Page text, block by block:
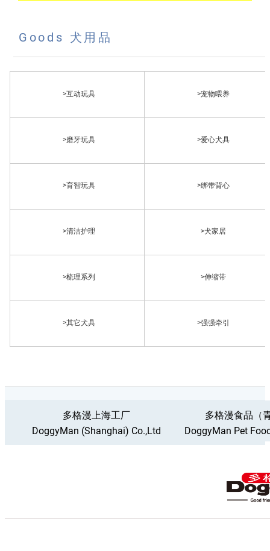
Goods 犬用品
>互动玩具
>磨牙玩具
>育智玩具
>清洁护理
>梳理系列
>其它犬具
>宠物喂养
>爱心犬具
>绑带背心
>犬家居
>伸缩带
>强强牵引
多格漫上海工厂
DoggyMan (Shanghai) Co.,Ltd
多格漫食品（
DoggyMan Pet